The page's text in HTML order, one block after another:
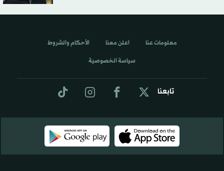
تابعنا
معلومات عنا اعلن معنا الأحكام والشروط
سياسة الخصوصية